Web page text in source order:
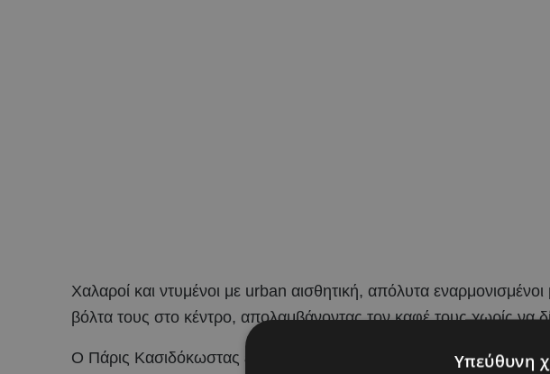
Χαλαροί και ντυμένοι με urban αισθητική, απόλυτα
βόλτα τους στο κέντρο, απολαμβάνοντας τον καφέ τους χωρίς να
Ο Πάρις Κασιδόκωστας επέλεξε ένα άνετο outfit με hoodie, jacket
Υπεύθυνη